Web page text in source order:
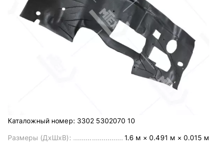
Каталожный номер: 3302 5302070 10
Размеры (ДхШхВ):
1.6 м × 0.491 м × 0.015 м